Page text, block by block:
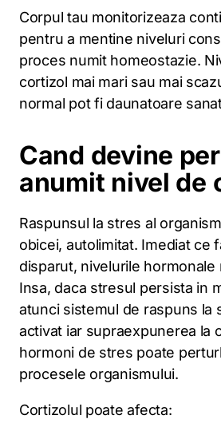
Corpul tau monitorizeaza
pentru a mentine niveluri
proces numit homeostazie.
cortizol mai mari sau mai
normal pot fi daunatoare
Cand devine
anumit nivel de
Raspunsul la stres al
obicei, autolimitat. Imediat ce
disparut, nivelurile hormonale
Insa, daca stresul persista in
atunci sistemul de raspuns la
activat iar supraexpunerea la
hormoni de stres poate
procesele organismului.
Cortizolul poate afecta: